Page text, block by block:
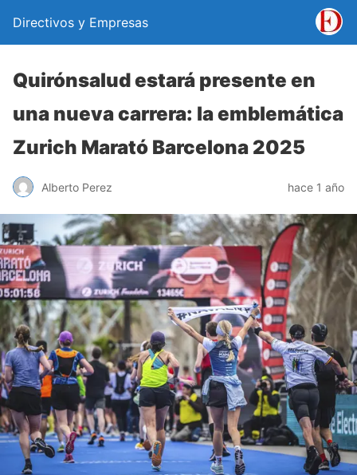
Directivos y Empresas
Quirónsalud estará presente en
una nueva carrera: la emblemática
Zurich Marató Barcelona 2025
Alberto Perez hace 1 año